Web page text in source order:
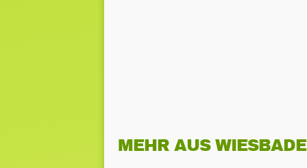
MEHR AUS